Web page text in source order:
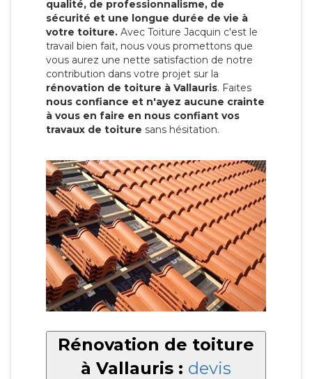
qualité, de professionnalisme, de
sécurité et une longue durée de vie à
votre toiture. Avec Toiture Jacquin c'est le
travail bien fait, nous vous promettons que
vous aurez une nette satisfaction de notre
contribution dans votre projet sur la
rénovation de toiture à Vallauris. Faites
nous confiance et n'ayez aucune crainte
à vous en faire en nous confiant vos
travaux de toiture sans hésitation.
Rénovation de toiture
à Vallauris : devis